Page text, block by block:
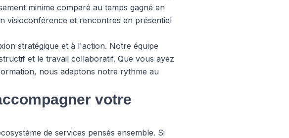
minime comparé au temps gagné en
visioconférence et rencontres en présentiel
stratégique et à l'action. Notre équipe
et le travail collaboratif. Que vous ayez
nous adaptons notre rythme au
votre
de services pensés ensemble. Si